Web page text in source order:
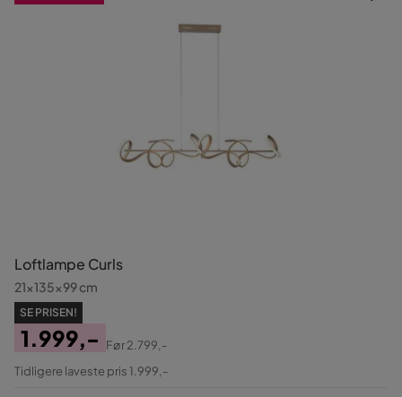
Loftlampe Curls
21x135x99 cm
SE PRISEN!
Pris
1.999,-
Original
Før2.799,-
Tidligere laveste pris 1.999,-